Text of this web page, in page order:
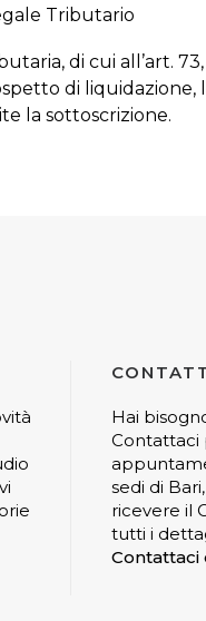
Tributario
di cui all’art. 73,
di liquidazione,
la sottoscrizione.
Hai
Contattaci
sedi di
ricevere il
tutti i
Contattaci